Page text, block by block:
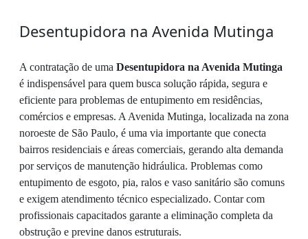
Desentupidora na Avenida Mutinga
A contratação de uma Desentupidora na Avenida Mutinga
é indispensável para quem busca solução rápida, segura e
eficiente para problemas de entupimento em residências,
comércios e empresas. A Avenida Mutinga, localizada na zona
noroeste de São Paulo, é uma via importante que conecta
bairros residenciais e áreas comerciais, gerando alta demanda
por serviços de manutenção hidráulica. Problemas como
entupimento de esgoto, pia, ralos e vaso sanitário são comuns
e exigem atendimento técnico especializado. Contar com
profissionais capacitados garante a eliminação completa da
obstrução e previne danos estruturais.